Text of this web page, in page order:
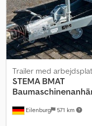
1,83 m, 100 km/t ...og
Eilenburg 571 km
Trailer med
STEMA BMAT